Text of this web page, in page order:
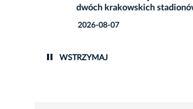
dwóch krakowskich stadionów
2026-08-07
WSTRZYMAJ